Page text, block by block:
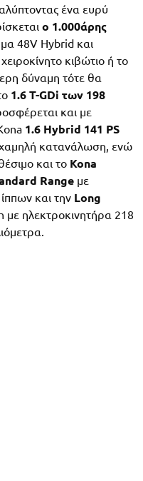
ένα ευρύ
ο 1.000άρης
48V Hybrid και
κιβώτιο ή το
δύναμη τότε θα
1.6 T-GDi των 198
και με
1.6 Hybrid 141 PS
χαμηλή κατανάλωση, ενώ
και το Kona
Range με
και την Long
με ηλεκτροκινητήρα 218